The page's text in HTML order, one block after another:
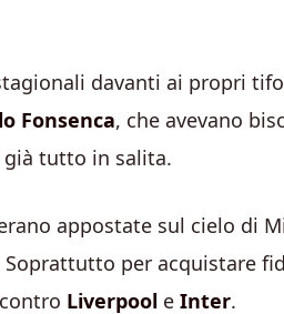
davanti ai propri
Fonsenca, che avevano
già tutto in salita.
appostate sul cielo di
per acquistare
Liverpool e Inter.